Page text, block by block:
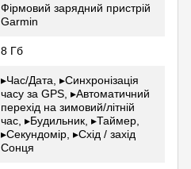
Фірмовий зарядний пристрій
Garmin
8 Гб
▸Час/Дата, ▸Синхронізація
часу за GPS, ▸Автоматичний
перехід на зимовий/літній
час, ▸Будильник, ▸Таймер,
▸Секундомір, ▸Схід / захід
Сонця